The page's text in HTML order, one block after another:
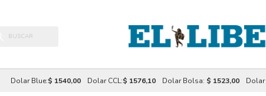
Dolar Blue:$ 1540,00 Dolar CCL:$ 1576,10 Dolar Bolsa: $ 1523,00